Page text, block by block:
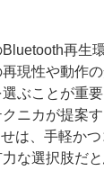
再生
現性や動作
ぶことが重
ニカが提案
は、手軽か
な選択肢だと